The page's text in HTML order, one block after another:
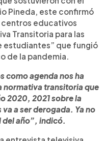
Pineda, este confirmó
centros educativos
Transitoria para las
estudiantes” que fungió
de la pandemia.
como agenda nos ha
normativa transitoria que
2020, 2021 sobre la
a ser derogada. Ya no
del año”, indicó.